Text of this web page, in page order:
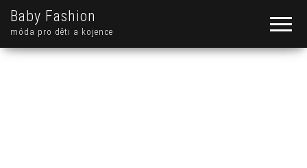
Baby Fashion
móda pro děti a kojence